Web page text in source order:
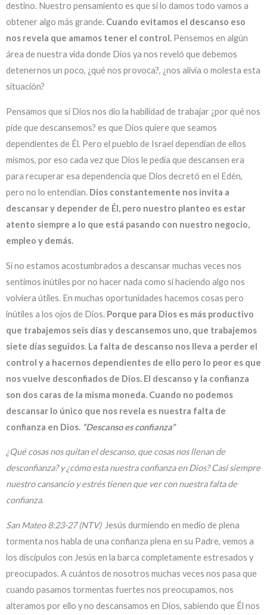
destino. Nuestro pensamiento es que si lo damos todo vamos a
obtener algo más grande. Cuando evitamos el descanso eso
nos revela que amamos tener el control. Pensemos en algún
área de nuestra vida donde Dios ya nos reveló que debemos
detenernos un poco, ¿qué nos provoca?, ¿nos alivia o molesta esta
situación?
Pensamos que si Dios nos dio la habilidad de trabajar ¿por qué nos
pide que descansemos? es que Dios quiere que seamos
dependientes de Él. Pero el pueblo de Israel dependían de ellos
mismos, por eso cada vez que Dios le pedía que descansen era
para recuperar esa dependencia que Dios decretó en el Edén,
pero no lo entendían. Dios constantemente nos invita a
descansar y depender de Él, pero nuestro planteo es estar
atento siempre a lo que está pasando con nuestro negocio,
empleo y demás.
Si no estamos acostumbrados a descansar muchas veces nos
sentimos inútiles por no hacer nada como si haciendo algo nos
volviera útiles. En muchas oportunidades hacemos cosas pero
inútiles a los ojos de Dios. Porque para Dios es más productivo
que trabajemos seis días y descansemos uno, que trabajemos
siete días seguidos. La falta de descanso nos lleva a perder el
control y a hacernos dependientes de ello pero lo peor es que
nos vuelve desconfiados de Dios. El descanso y la confianza
son dos caras de la misma moneda. Cuando no podemos
descansar lo único que nos revela es nuestra falta de
confianza en Dios. “Descanso es confianza”
¿Qué cosas nos quitan el descanso, que cosas nos llenan de
desconfianza? y ¿cómo esta nuestra confianza en Dios? Casi siempre
nuestro cansancio y estrés tienen que ver con nuestra falta de
confianza.
San Mateo 8:23-27 (NTV) Jesús durmiendo en medio de plena
tormenta nos habla de una confianza plena en su Padre, vemos a
los discípulos con Jesús en la barca completamente estresados y
preocupados. A cuántos de nosotros muchas veces nos pasa que
cuando pasamos tormentas fuertes nos preocupamos, nos
alteramos por ello y no descansamos en Dios, sabiendo que Él nos